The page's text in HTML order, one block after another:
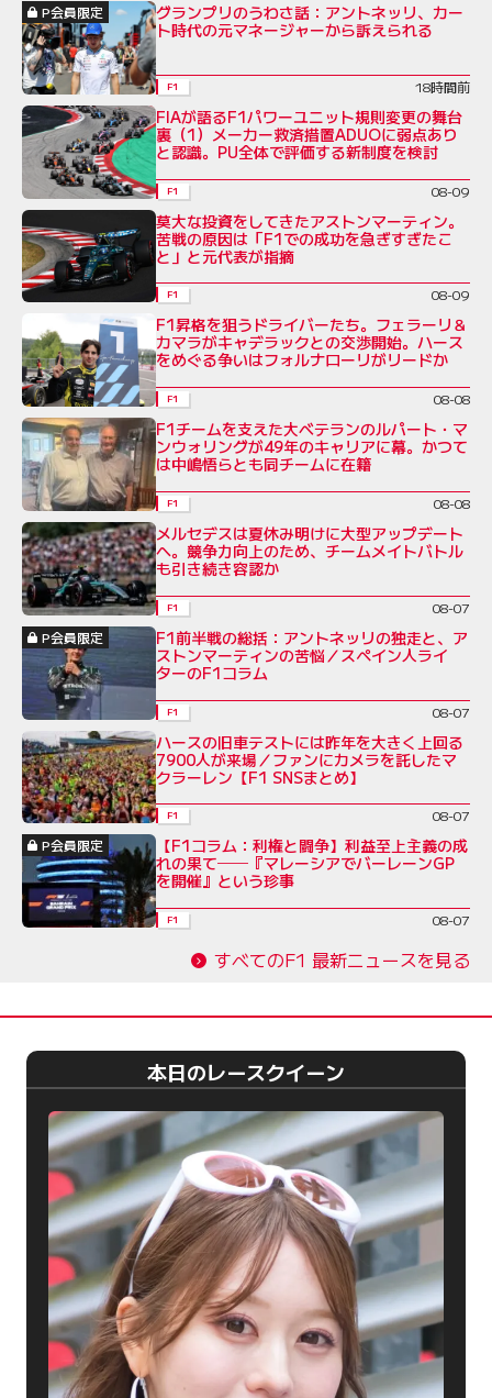
P会員限定
グランプリのうわさ話：アントネッリ、カー
ト時代の元マネージャーから訴えられる
F1 18時間前
FIAが語るF1パワーユニット規則変更の舞台
裏（1）メーカー救済措置ADUOに弱点あり
と認識。PU全体で評価する新制度を検討
F1 08-09
莫大な投資をしてきたアストンマーティン。
苦戦の原因は「F1での成功を急ぎすぎたこ
と」と元代表が指摘
F1 08-09
F1昇格を狙うドライバーたち。フェラーリ＆
カマラがキャデラックとの交渉開始。ハース
をめぐる争いはフォルナローリがリードか
F1 08-08
F1チームを支えた大ベテランのルパート・マ
ンウォリングが49年のキャリアに幕。かつて
は中嶋悟らとも同チームに在籍
F1 08-08
メルセデスは夏休み明けに大型アップデート
へ。競争力向上のため、チームメイトバトル
も引き続き容認か
F1
08-07
P会員限定
F1前半戦の総括：アントネッリの独走と、ア
ストンマーティンの苦悩／スペイン人ライ
ターのF1コラム
F1 08-07
ハースの旧車テストには昨年を大きく上回る
7900人が来場／ファンにカメラを託したマ
クラーレン【F1 SNSまとめ】
F1
08-07
P会員限定
【F1コラム：利権と闘争】利益至上主義の成
れの果て──『マレーシアでバーレーンGP
を開催』という珍事
F1 08-07
すべてのF1 最新ニュースを見る
本日のレースクイーン